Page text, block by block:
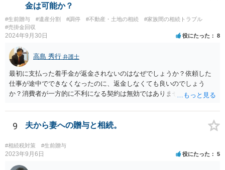
金は可能か？
#生前贈与 #遺産分割 #調停 #不動産・土地の相続
#家族間の相続トラブル
#売掛金回収
2024年9月30日 役にたった 8
高島 秀行 弁護士
最初に支払った着手金が返金されないのはなぜでしょうか？依頼した
仕事が途中でできなくなったのに、返金しなくても良いのでしょう
か？消費者が一方的に不利になる契約は無効ではありませんか？
務があると思います。 倒れた弁護士が所属する弁護士会に相談さ
れた方がよいと思います。 倒れた弁護士は脳梗塞で倒れたようで
すが、 判断能力があり、復代理を倒れた弁護士の判断で復代理を
選任したのか 即ち、復代理人の選任は有効なのかという問題もあ
ると思います。
9 夫から妻への贈与と相続。
#相続税対策 #生前贈与
2023年9月6日 役にたった 5